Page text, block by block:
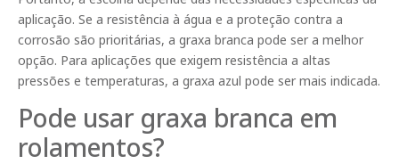
aplicação. Se a resistência à água e a proteção contra a
corrosão são prioritárias, a graxa branca pode ser a melhor
opção. Para aplicações que exigem resistência a altas
pressões e temperaturas, a graxa azul pode ser mais indicada.
Pode usar graxa branca em
rolamentos?